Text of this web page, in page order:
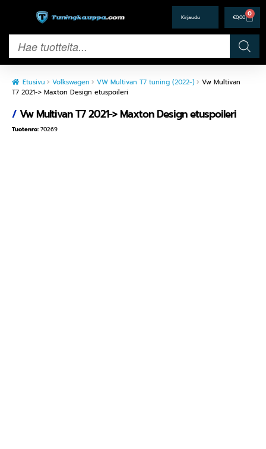
€0,00 0
Etusivu Volkswagen VW Multivan T7 tuning (2022-)
Vw Multivan
T7 2021-> Maxton Design etuspoileri
/Vw Multivan T7 2021-> Maxton Design etuspoileri
Tuotenro: 70269